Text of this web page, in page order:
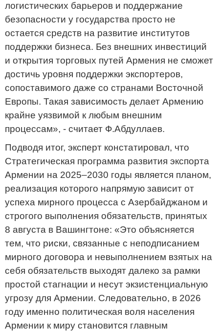
логистических барьеров и поддержание
безопасности у государства просто не
остается средств на развитие институтов
поддержки бизнеса. Без внешних инвестиций
и открытия торговых путей Армения не сможет
достичь уровня поддержки экспортеров,
сопоставимого даже со странами Восточной
Европы. Такая зависимость делает Армению
крайне уязвимой к любым внешним
процессам», - считает Ф.Абдуллаев.
Подводя итог, эксперт констатировал, что
Стратегическая программа развития экспорта
Армении на 2025–2030 годы является планом,
реализация которого напрямую зависит от
успеха мирного процесса с Азербайджаном и
строгого выполнения обязательств, принятых
8 августа в Вашингтоне: «Это объясняется
тем, что риски, связанные с неподписанием
мирного договора и невыполнением взятых на
себя обязательств выходят далеко за рамки
простой стагнации и несут экзистенциальную
угрозу для Армении. Следовательно, в 2026
году именно политическая воля населения
Армении к миру становится главным